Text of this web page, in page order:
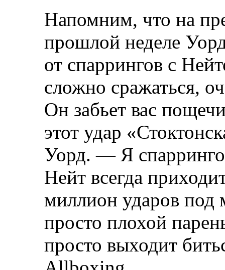
Напомним, что на
прошлой неделе
от спаррингов с
сложно сражаться,
Он забьет вас
этот удар
Уорд. — Я
Нейт всегда
миллион ударов под
просто плохой
просто выходит